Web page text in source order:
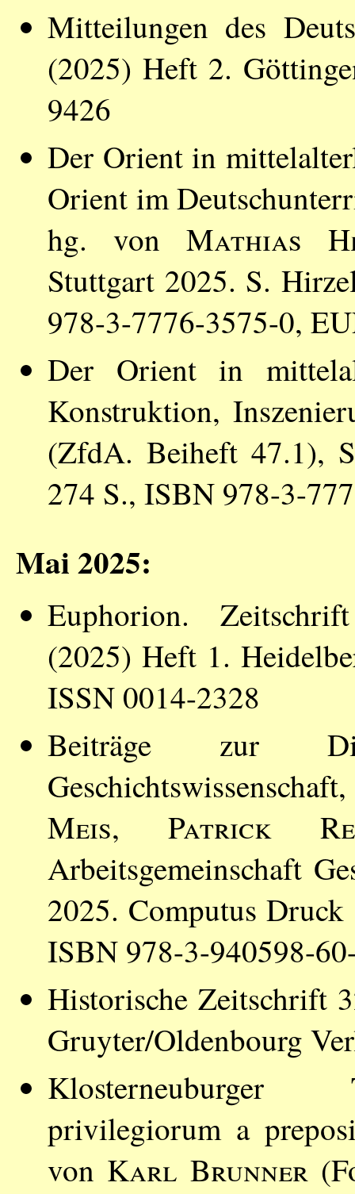
Mitteilungen des
(2025) Heft 2.
9426
Der Orient in
Orient im
hg. von Mathias
Stuttgart 2025. S.
978-3-7776-3575-0,
Der Orient in
Konstruktion,
(ZfdA. Beiheft 47.1),
274 S., ISBN 978-3-
Mai 2025:
Euphorion.
(2025) Heft 1.
ISSN 0014-2328
Beiträge zur
Meis, Patrick
Arbeitsgemeinschaft
2025. Computus
ISBN 978-3-940598-
Historische Zeitschrift
Gruyter/Oldenbourg
Klosterneuburger
privilegiorum a
von Karl Brunner